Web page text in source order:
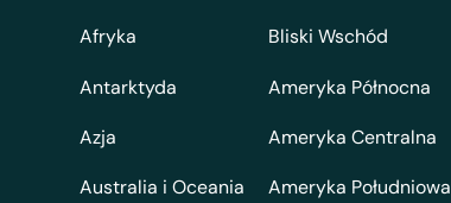
Afryka
Antarktyda
Azja
Australia i Oceania
Bliski Wschód
Ameryka Północna
Ameryka Centralna
Ameryka Południowa